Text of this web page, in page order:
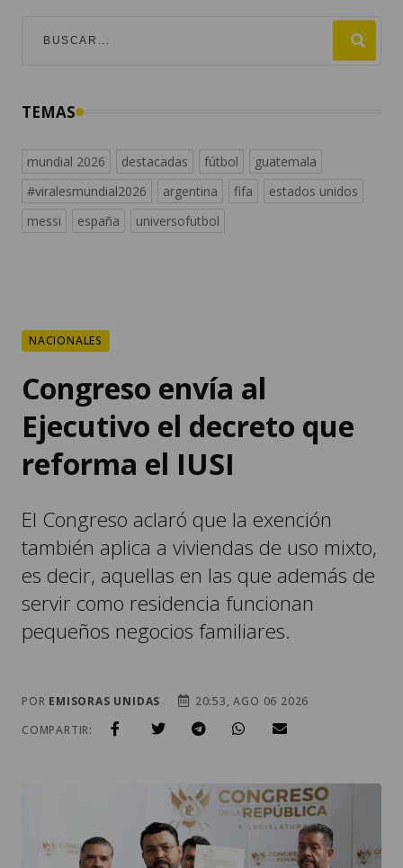
TEMAS
mundial 2026 destacadas fútbol
guatemala
#viralesmundial2026
argentina fifa
estados unidos
messi
españa universofutbol
NACIONALES
Congreso envía al
Ejecutivo el decreto que
reforma el IUSI
El Congreso aclaró que la exención
también aplica a viviendas de uso mixto,
es decir, aquellas en las que además de
servir como residencia funcionan
pequeños negocios familiares.
POR EMISORAS UNIDAS
20:53, AGO 06 2026
COMPARTIR: